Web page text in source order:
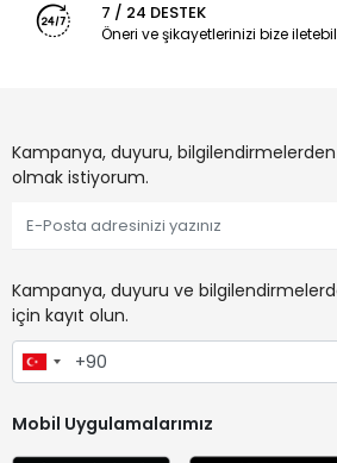
7 / 24 DESTEK
Öneri ve şikayetlerinizi bize
Kampanya, duyuru,
olmak istiyorum.
Kampanya, duyuru ve
için kayıt olun.
Mobil Uygulamalarımız